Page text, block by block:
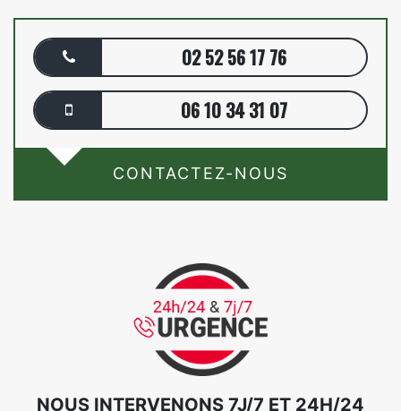
02 52 56 17 76
06 10 34 31 07
CONTACTEZ-NOUS
NOUS INTERVENONS 7J/7 ET 24H/24